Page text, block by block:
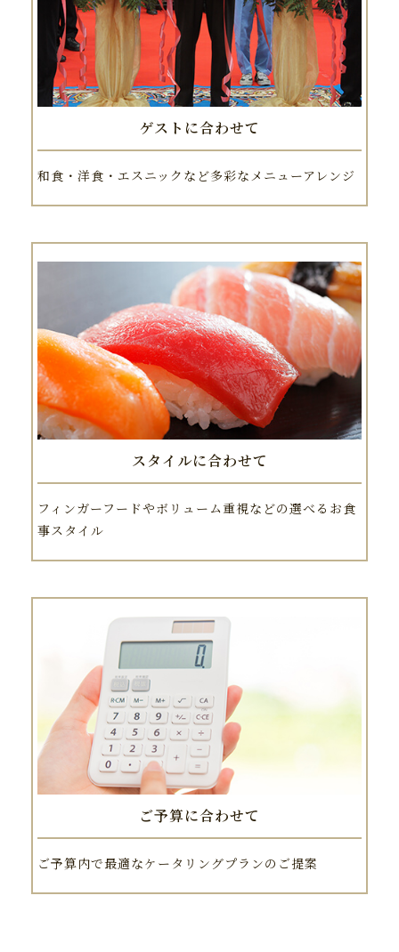
ゲストに合わせて
和食・洋食・エスニックなど多彩なメニューアレンジ
スタイルに合わせて
フィンガーフードやボリューム重視などの選べるお食
事スタイル
ご予算に合わせて
ご予算内で最適なケータリングプランのご提案